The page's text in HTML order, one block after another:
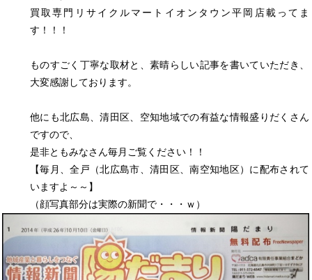
買取専門リサイクルマートイオンタウン平岡店載ってま
す！！！
ものすごく丁寧な取材と、素晴らしい記事を書いていただき、
大変感謝しております。
他にも北広島、清田区、空知地域での有益な情報盛りだくさん
ですので、
是非ともみなさん毎月ご覧ください！！
【毎月、全戸（北広島市、清田区、南空知地区）に配布されて
いますよ～～】
（顔写真部分は実際の新聞で・・・ｗ）